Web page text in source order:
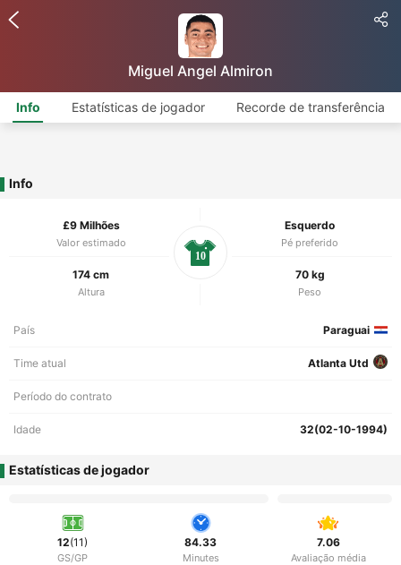
Miguel Angel Almiron
Info Estatísticas de jogador Recorde de transferência
Info
£9 Milhões
Valor estimado
Esquerdo
Pé preferido
174 cm
Altura
70 kg
Peso
10
País Paraguai
Time atual Atlanta Utd
Período do contrato
Idade 32(02-10-1994)
Estatísticas de jogador
12(11)
GS/GP
84.33
Minutes
7.06
Avaliação média